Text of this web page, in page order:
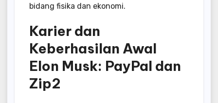
bidang fisika dan ekonomi.
Karier dan
Keberhasilan Awal
Elon Musk: PayPal dan
Zip2